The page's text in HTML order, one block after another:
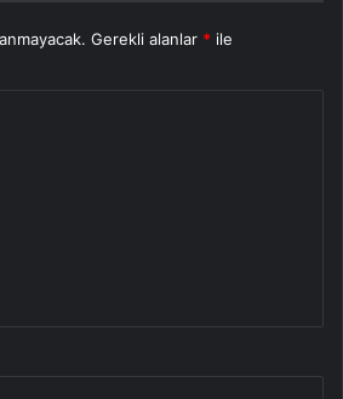
Gerekli alanlar * ile